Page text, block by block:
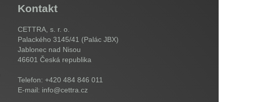
Kontakt
CETTRA, s. r. o.
Palackého 3145/41 (Palác JBX)
Jablonec nad Nisou
46601 Česká republika
Telefon: +420 484 846 011
E-mail: info@cettra.cz